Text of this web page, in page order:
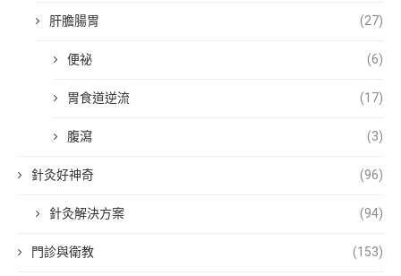
肝膽腸胃 (27)
便祕 (6)
胃食道逆流 (17)
腹瀉 (3)
針灸好神奇 (96)
針灸解決方案 (94)
門診與衛教 (153)